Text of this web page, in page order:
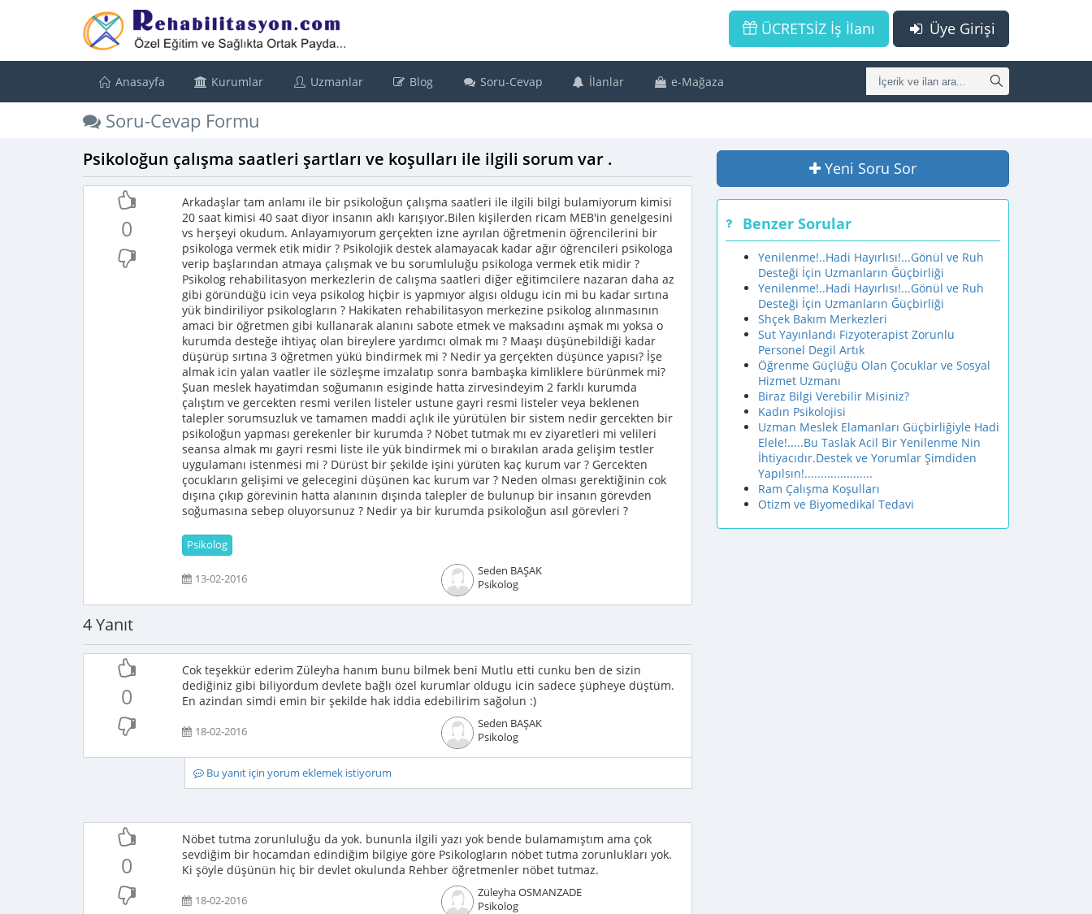
Üye Girişi
ÜCRETSİZ İş İlanı
Anasayfa Kurumlar Uzmanlar Blog Soru-Cevap İlanlar e-Mağaza
Soru-Cevap Formu
Psikoloğun çalışma saatleri şartları ve koşulları ile ilgili sorum var .
0
Arkadaşlar tam anlamı ile bir psikoloğun çalışma saatleri ile ilgili bilgi bulamiyorum kimisi
20 saat kimisi 40 saat diyor insanın aklı karışıyor.Bilen kişilerden ricam MEB'in genelgesini
vs herşeyi okudum. Anlayamıyorum gerçekten izne ayrılan öğretmenin öğrencilerini bir
psikologa vermek etik midir ? Psikolojik destek alamayacak kadar ağır öğrencileri psikologa
verip başlarından atmaya çalışmak ve bu sorumluluğu psikologa vermek etik midir ?
Psikolog rehabilitasyon merkezlerin de calışma saatleri diğer eğitimcilere nazaran daha az
gibi göründüğü icin veya psikolog hiçbir is yapmıyor algısı oldugu icin mi bu kadar sırtına
yük bindiriliyor psikologların ? Hakikaten rehabilitasyon merkezine psikolog alınmasının
amaci bir öğretmen gibi kullanarak alanını sabote etmek ve maksadını aşmak mı yoksa o
kurumda desteğe ihtiyaç olan bireylere yardımcı olmak mı ? Maaşı düşünebildiği kadar
düşürüp sırtına 3 öğretmen yükü bindirmek mi ? Nedir ya gerçekten düşünce yapısı? İşe
almak icin yalan vaatler ile sözleşme imzalatıp sonra bambaşka kimliklere bürünmek mi?
Şuan meslek hayatimdan soğumanın esiginde hatta zirvesindeyim 2 farklı kurumda
çalıştım ve gercekten resmi verilen listeler ustune gayri resmi listeler veya beklenen
talepler sorumsuzluk ve tamamen maddi açlık ile yürütülen bir sistem nedir gercekten bir
psikoloğun yapması gerekenler bir kurumda ? Nöbet tutmak mı ev ziyaretleri mi velileri
seansa almak mı gayri resmi liste ile yük bindirmek mi o bırakılan arada gelişim testler
uygulamanı istenmesi mi ? Dürüst bir şekilde işini yürüten kaç kurum var ? Gercekten
çocukların gelişimi ve gelecegini düşünen kac kurum var ? Neden olması gerektiğinin cok
dışına çıkıp görevinin hatta alanının dışında talepler de bulunup bir insanın görevden
soğumasına sebep oluyorsunuz ? Nedir ya bir kurumda psikoloğun asıl görevleri ?
Psikolog
13-02-2016
Seden BAŞAK
Psikolog
4 Yanıt
0
Cok teşekkür ederim Züleyha hanım bunu bilmek beni Mutlu etti cunku ben de sizin
dediğiniz gibi biliyordum devlete bağlı özel kurumlar oldugu icin sadece şüpheye düştüm.
En azindan simdi emin bir şekilde hak iddia edebilirim sağolun :)
18-02-2016
Seden BAŞAK
Psikolog
Bu yanıt için yorum eklemek istiyorum
0
Nöbet tutma zorunluluğu da yok. bununla ilgili yazı yok bende bulamamıştım ama çok
sevdiğim bir hocamdan edindiğim bilgiye göre Psikologların nöbet tutma zorunlukları yok.
Ki şöyle düşünün hiç bir devlet okulunda Rehber öğretmenler nöbet tutmaz.
18-02-2016
Züleyha OSMANZADE
Psikolog
Yeni Soru Sor
Benzer Sorular
Yenilenme!..Hadi Hayırlısı!...Gönül ve Ruh
Desteği İçin Uzmanların Ğüçbirliği
Yenilenme!..Hadi Hayırlısı!...Gönül ve Ruh
Desteği İçin Uzmanların Ğüçbirliği
Shçek Bakım Merkezleri
Sut Yayınlandı Fizyoterapist Zorunlu
Personel Degil Artık
Öğrenme Güçlüğü Olan Çocuklar ve Sosyal
Hizmet Uzmanı
Biraz Bilgi Verebilir Misiniz?
Kadın Psikolojisi
Uzman Meslek Elamanları Güçbirliğiyle Hadi
Elele!.....Bu Taslak Acil Bir Yenilenme Nin
İhtiyacıdır.Destek ve Yorumlar Şimdiden
Yapılsın!.....................
Ram Çalışma Koşulları
Otizm ve Biyomedikal Tedavi